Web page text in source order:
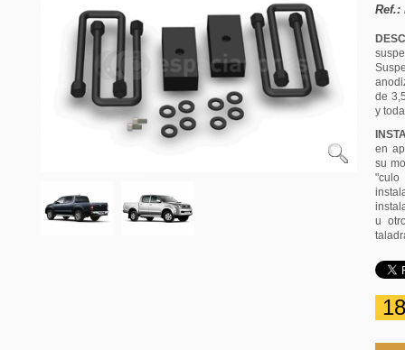
Ref.:
de
y
en
su
u